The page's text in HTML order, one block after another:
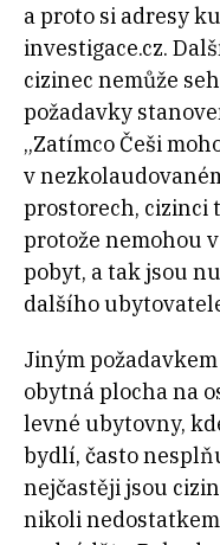
a proto si adresy
investigace.cz.
cizinec nemůže
požadavky
„Zatímco Češi
v
prostorech, cizinci
protože nemohou
pobyt, a tak jsou
dalšího
Jiným
obytná plocha na
levné ubytovny,
bydlí, často
nejčastěji jsou
nikoli